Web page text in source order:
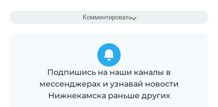
Комментировать
Подпишись на наши каналы в
мессенджерах и узнавай новости
Нижнекамска раньше других